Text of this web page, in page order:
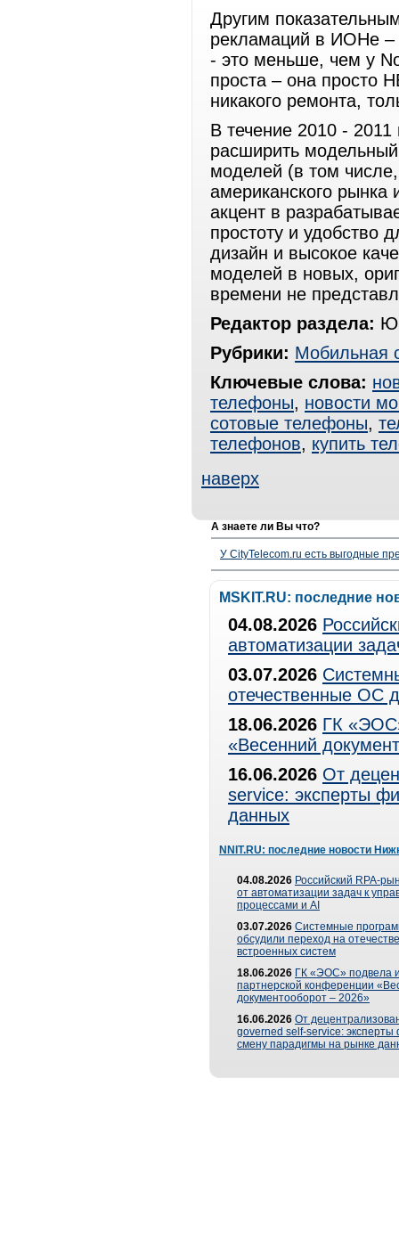
Другим
рекламаций в ИОНе –
- это меньше, чем у
проста – она просто
никакого ремонта,
В течение 2010 -
расширить
моделей (в том
американского рынка
акцент в
простоту и удобство
дизайн и высокое
моделей в новых,
времени не
Редактор раздела:
Рубрики: Мобильная
Ключевые слова:
телефоны, новости
сотовые телефоны,
телефонов, купить
наверх
А знаете ли Вы что?
У CityTelecom.ru есть выгодные
MSKIT.RU: последние
04.08.2026
автоматизации
03.07.2026
отечественные ОС
18.06.2026 ГК
«Весенний
16.06.2026 От
service: эксперты
данных
NNIT.RU: последние новости
04.08.2026 Российский RPA-
от автоматизации задач к
процессами и AI
03.07.2026 Системные
обсудили переход на
встроенных систем
18.06.2026 ГК «ЭОС» подвела
партнерской конференции
документооборот – 2026»
16.06.2026 От
governed self-service: эксперты
смену парадигмы на рынке